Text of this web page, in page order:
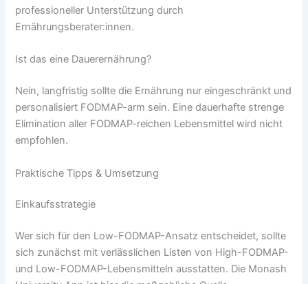
professioneller Unterstützung durch
Ernährungsberater:innen.
Ist das eine Dauerernährung?
Nein, langfristig sollte die Ernährung nur eingeschränkt und
personalisiert FODMAP-arm sein. Eine dauerhafte strenge
Elimination aller FODMAP-reichen Lebensmittel wird nicht
empfohlen.
Praktische Tipps & Umsetzung
Einkaufsstrategie
Wer sich für den Low-FODMAP-Ansatz entscheidet, sollte
sich zunächst mit verlässlichen Listen von High-FODMAP-
und Low-FODMAP-Lebensmitteln ausstatten. Die Monash